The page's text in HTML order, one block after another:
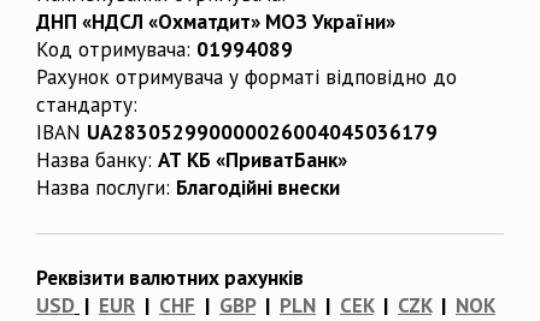
ДНП «НДСЛ «Охматдит» МОЗ України»
Код отримувача: 01994089
Рахунок отримувача у форматі відповідно до
стандарту:
IBAN UA283052990000026004045036179
Назва банку: АТ КБ «ПриватБанк»
Назва послуги: Благодійні внески
Реквізити валютних рахунків
USD | EUR | CHF | GBP| PLN | CEK| CZK| NOK